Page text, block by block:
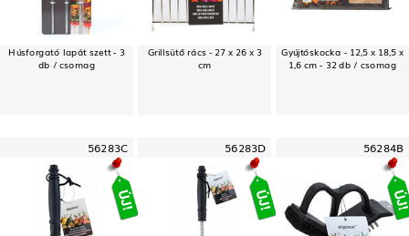
Húsforgató lapát szett - 3
db / csomag
Grillsütő rács - 27 x 26 x 3
cm
Gyújtóskocka - 12,5 x 18,5 x
1,6 cm - 32 db / csomag
56283C 56283D 56284B